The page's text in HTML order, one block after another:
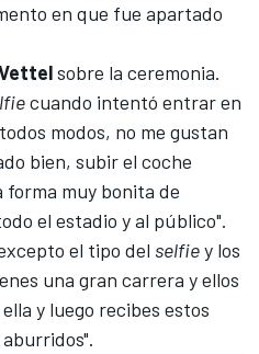
en que fue apartado
sobre la ceremonia.
cuando intentó entrar en
modos, no me gustan
bien, subir el coche
forma muy bonita de
el estadio y al público".
el tipo del selfiey los
una gran carrera y ellos
y luego recibes estos